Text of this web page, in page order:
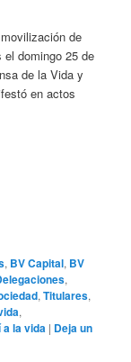
de
el domingo 25 de
de la Vida y
en actos
, BV Capital, BV
,
,Titulares,
,
a la vida | Deja un